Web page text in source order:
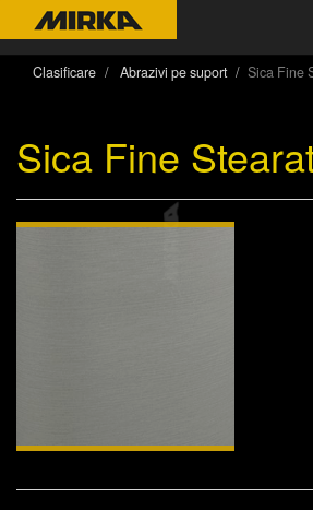
Clasificare Abrazivi pe suport Sica Fine
Sica Fine